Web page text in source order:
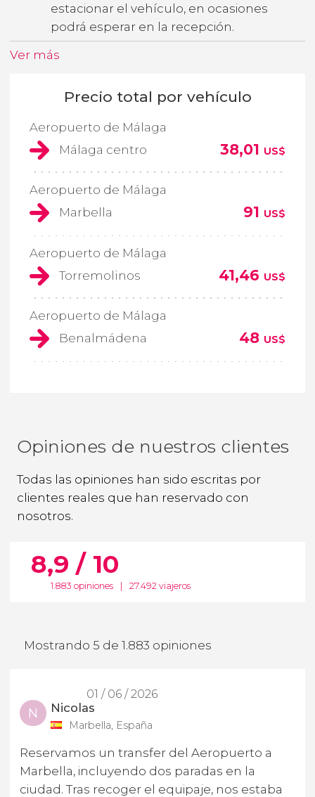
estacionar el vehículo, en ocasiones
podrá esperar en la recepción.
Ver más
Precio total por vehículo
Aeropuerto de Málaga
Málaga centro
38,01 US$
Aeropuerto de Málaga
Marbella
91 US$
Aeropuerto de Málaga
Torremolinos
41,46 US$
Aeropuerto de Málaga
Benalmádena
48 US$
Opiniones de nuestros clientes
Todas las opiniones han sido escritas por
clientes reales que han reservado con
nosotros.
8,9 / 10
1.883 opiniones 27.492 viajeros
Mostrando 5 de 1.883 opiniones
01 / 06 / 2026
N Nicolas
Marbella, España
Reservamos un transfer del Aeropuerto a
Marbella, incluyendo dos paradas en la
ciudad. Tras recoger el equipaje, nos estaba